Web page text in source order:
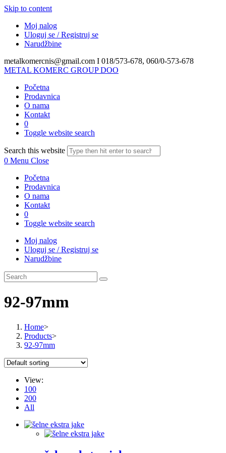
Skip to content
Moj nalog
Uloguj se / Registruj se
Narudžbine
metalkomercnis@gmail.com I 018/573-678, 060/0-573-678
METAL KOMERC GROUP DOO
Početna
Prodavnica
O nama
Kontakt
0
Toggle website search
Search this website
0 Menu Close
Početna
Prodavnica
O nama
Kontakt
0
Toggle website search
Moj nalog
Uloguj se / Registruj se
Narudžbine
92-97mm
Home>
Products>
92-97mm
View:
100
200
All